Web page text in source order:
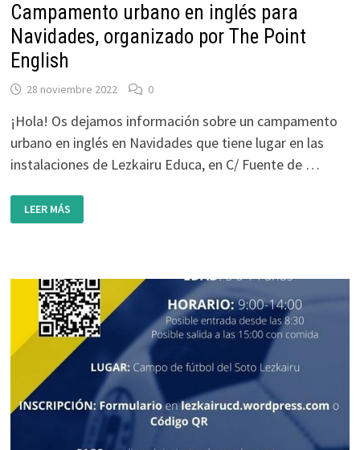
Campamento urbano en inglés para
Navidades, organizado por The Point
English
28 noviembre 2022 0
¡Hola! Os dejamos información sobre un campamento
urbano en inglés en Navidades que tiene lugar en las
instalaciones de Lezkairu Educa, en C/ Fuente de …
CAMPAMENTO
URBANO
EN
POR
THE
POINT
ENGLISH
LEER MÁS